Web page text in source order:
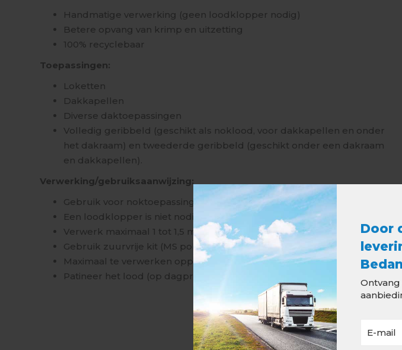
Door
Handmatige verwerking (geen loodklopper nodig)
Betere opvang van krimp en uitzetting
100% recyclebaar
Toepassingen:
Loketten
Dakkapellen
Diverse daktoepassingen
Volledig geribbeld (geschikt als noklood, voor dakkapellen en onder
het dakraam) en tweederde geribbeld (geschikt onder een dakraam
en dakkapellen).
Verwerking/gebruiksaanwijzing:
Gebruik voor noktoepassingen volledig geribbeld bladlood
Een loodklopper is niet nodig
Verwerk maximaal 1 tot 1,5 meter lengte
Gebruik zuurvrije kit (MS polymeer)
Maximaal te verwerken oppervlakte 2 m²
Patineer het lood (op dagproductie)